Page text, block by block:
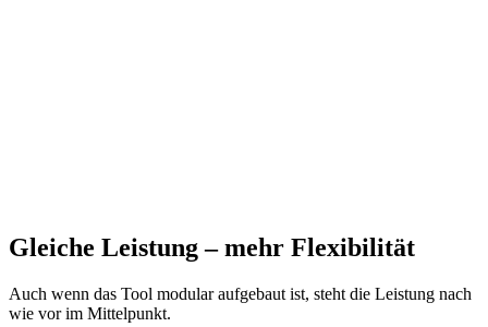
Gleiche Leistung – mehr Flexibilität
Auch wenn das Tool modular aufgebaut ist, steht die Leistung nach
wie vor im Mittelpunkt.